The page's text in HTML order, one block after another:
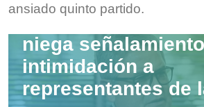
ansiado quinto partido.
Juan Orlando
niega
intimidación a
representantes de